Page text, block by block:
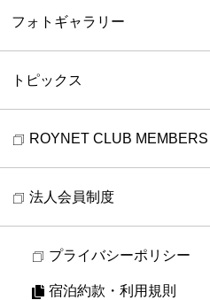
フォトギャラリー
トピックス
ROYNET CLUB MEMBERS
法人会員制度
プライバシーポリシー
宿泊約款・利用規則